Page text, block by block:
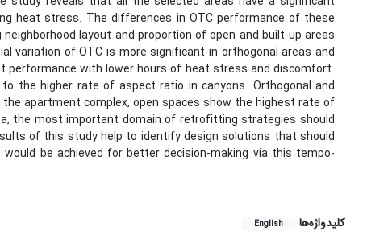
heat stress. The differences in OTC performance of these
layout and proportion of open and built-up areas
variation of OTC is more significant in orthogonal areas and
with lower hours of heat stress and discomfort.
the higher rate of aspect ratio in canyons. Orthogonal and
apartment complex, open spaces show the highest rate of
the most important domain of retrofitting strategies should
of this study help to identify design solutions that should
be achieved for better decision-making via this tempo-
کلیدواژه‌ها English